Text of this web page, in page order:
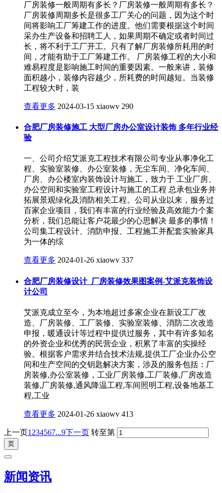
厂房装修一般周期有多长？厂房装修一般周期有多长？
厂房装修周期多长是很多工厂关心的问题，因为这个时
间将影响工厂筹建工作的进度。他们需要根据这个时间
采办生产设备和招聘工人，如果周期不确定或者时间过
长，将不利于工厂开工。只有了解厂房装修所耗用的时
间，才能有助于工厂筹建工作。 厂房装修工程的大小和
难易程度是影响施工时间的重要因素。一般来讲，装修
面积越小，装修内容越少，所耗费的时间越短。当装修
工程较大时，装
查看更多 2024-03-15 xiaowv 290
合肥厂房装修施工 大型厂房办公室设计装饰 多年行业经
验
一、公司介绍艾派克工程技术有限公司专业从事净化工
程、实验室装修、办公室装修，无尘车间、净化车间、
厂房、办公楼室内装饰设计与施工，致力于 工业厂房、
办公空间和实验室工程设计与施工的工程 总承包业务并
拓展景观绿化及消防相关工程。公司从业以来，服务过
百家企业项目，我们有丰富的行业经验及高效能力个案
分析，我们总能让客户花最少的心思解决 最多的事情！
公司集工程设计、消防申报、工程施工并配套实验家具
为一体的综
查看更多 2024-01-26 xiaowv 337
合肥厂房装修设计_厂房装修效果图案例-艾派克装饰设
计公司
艾派克成立至今，为本地超过多家企业在新设工厂改
造、厂房装修、工厂装修、实验室装修、消防二次改造
申报，暖通设计等过程中提供过服务，其中有许多知名
的外资企业和优秀的民营企业，积累了丰富的实操经
验。根据客户需求并结合技术法规,提供工厂企业办公空
间和生产空间的交钥匙解决方案，涉及的服务包括：厂
房装修,办公室装修，工业厂房装修,工厂装修,厂房改造
装修,厂房装修,通风降温工程,车间照明工程,设备地基工
程,工业
查看更多 2024-01-26 xiaowv 413
上一页1 234567...9下一页 转至第
新闻资讯